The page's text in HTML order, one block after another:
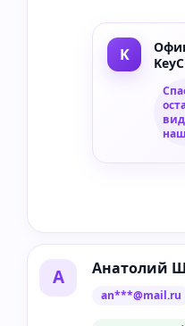
А Анатолий
an***@mail.ru